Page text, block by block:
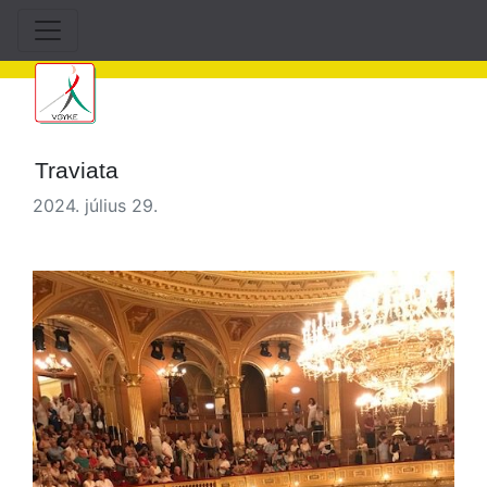
Traviata
2024. július 29.